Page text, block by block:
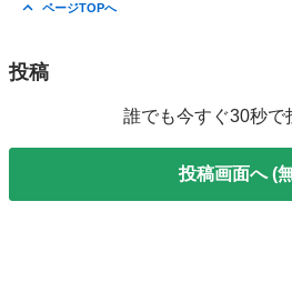
ページTOPへ
投稿
誰でも今すぐ30秒で
投稿画面へ (